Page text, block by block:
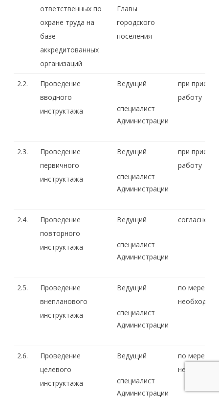
ответственных по
охране труда на
базе
аккредитованных
организаций
Главы
городского
поселения
2.2.
Проведение
вводного
инструктажа
Ведущий
специалист
Администрации
при приеме
работу
2.3.
Проведение
первичного
инструктажа
Ведущий
специалист
Администрации
при приеме
работу
2.4.
Проведение
повторного
инструктажа
Ведущий
специалист
Администрации
согласно
2.5.
Проведение
внепланового
инструктажа
Ведущий
специалист
Администрации
по мере
2.6.
Проведение
целевого
инструктажа
Ведущий
специалист
Администрации
по мере